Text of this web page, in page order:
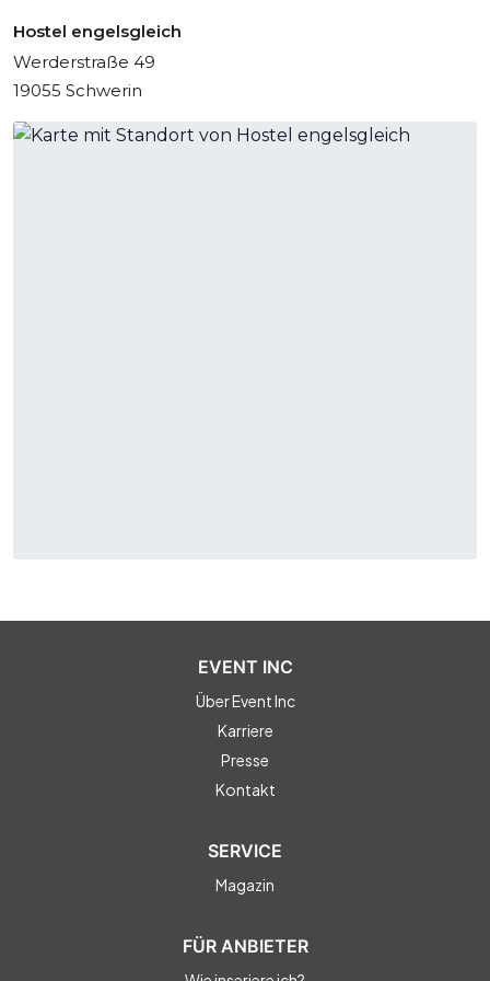
Hostel engelsgleich
Werderstraße 49
19055 Schwerin
EVENT INC
Über Event Inc
Karriere
Presse
Kontakt
SERVICE
Magazin
FÜR ANBIETER